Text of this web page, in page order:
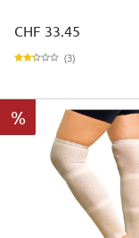
CHF 33.45
(3)
%